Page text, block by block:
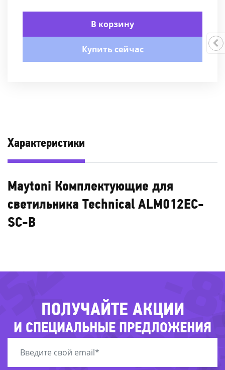
В корзину
Купить сейчас
Характеристики
Maytoni Комплектующие для
светильника Technical ALM012EC-
SC-B
ПОЛУЧАЙТЕ АКЦИИ
И СПЕЦИАЛЬНЫЕ ПРЕДЛОЖЕНИЯ
-43%
-
-